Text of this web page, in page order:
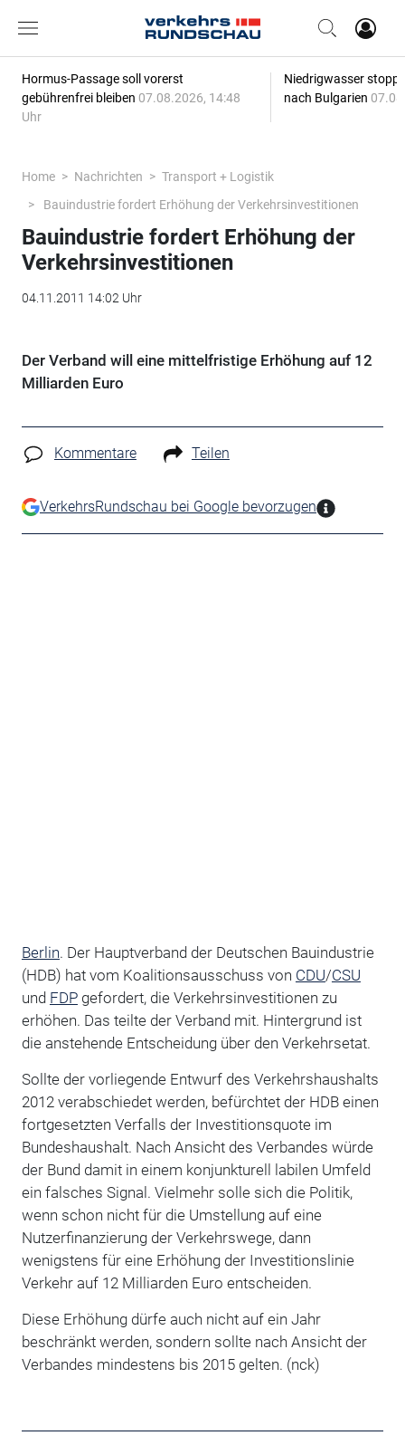
Hormus-Passage soll vorerst
gebührenfrei bleiben 07.08.2026, 14:48
Uhr
Niedrigwasser
nach Bulgarien
Home Nachrichten
Transport + Logistik
Bauindustrie fordert Erhöhung der Verkehrsinvestitionen
Bauindustrie fordert Erhöhung der
Verkehrsinvestitionen
04.11.2011 14:02 Uhr
Der Verband will eine mittelfristige Erhöhung auf 12
Milliarden Euro
Kommentare Teilen
VerkehrsRundschau bei Google bevorzugen
Berlin. Der Hauptverband der Deutschen Bauindustrie
(HDB) hat vom Koalitionsausschuss von CDU/CSU
und FDPgefordert, die Verkehrsinvestitionen zu
erhöhen. Das teilte der Verband mit. Hintergrund ist
die anstehende Entscheidung über den Verkehrsetat.
Sollte der vorliegende Entwurf des Verkehrshaushalts
2012 verab­schiedet werden, befürchtet der HDB einen
fortgesetzten Verfalls der Investi­tionsquote im
Bundeshaushalt. Nach Ansicht des Verbandes würde
der Bund damit in einem konjunkturell labilen Umfeld
ein falsches Signal. Vielmehr solle sich die Politik,
wenn schon nicht für die Umstellung auf eine
Nutzerfinanzierung der Verkehrswege, dann
wenigstens für eine Erhöhung der Investitionslinie
Verkehr auf 12 Milliarden Euro entscheiden.
Diese Erhöhung dürfe auch nicht auf ein Jahr
beschränkt werden, sondern sollte nach Ansicht der
Verbandes mindestens bis 2015 gelten. (nck)